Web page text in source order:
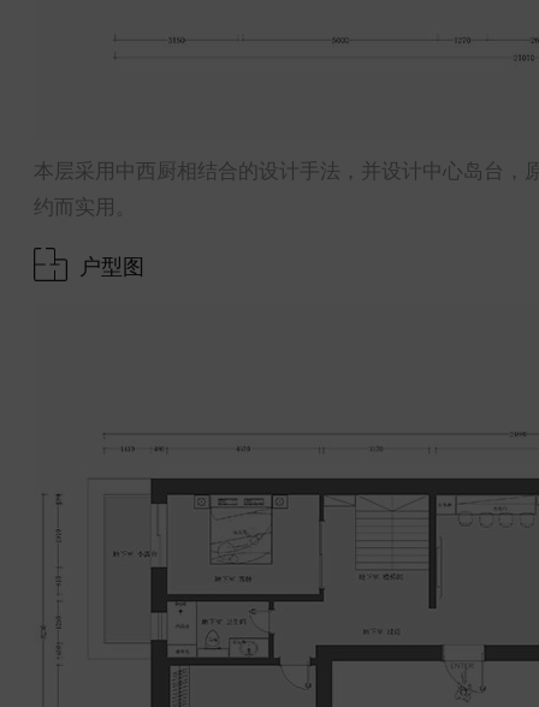
本层采用中西厨相结合的设计手法，并设计中心岛台
约而实用。
户型图